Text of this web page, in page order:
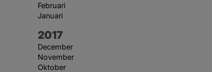
Februari
Januari
År:
2017
December
November
Oktober